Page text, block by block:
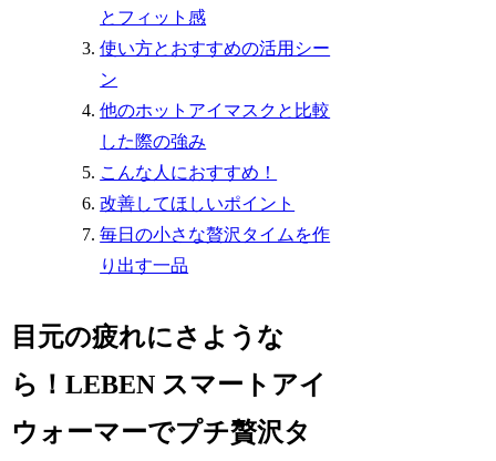
とフィット感
使い方とおすすめの活用シー
ン
他のホットアイマスクと比較
した際の強み
こんな人におすすめ！
改善してほしいポイント
毎日の小さな贅沢タイムを作
り出す一品
目元の疲れにさような
ら！LEBEN スマートアイ
ウォーマーでプチ贅沢タ